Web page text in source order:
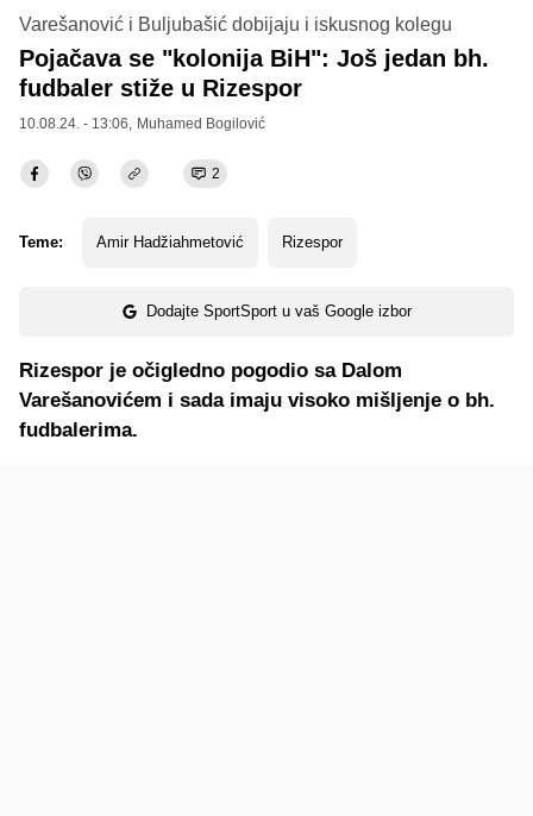
Varešanović i Buljubašić dobijaju i iskusnog kolegu
Pojačava se "kolonija BiH": Još jedan bh.
fudbaler stiže u Rizespor
10.08.24. - 13:06, Muhamed Bogilović
2
Teme: Amir Hadžiahmetović Rizespor
Dodajte SportSport u vaš Google izbor
Rizespor je očigledno pogodio sa Dalom
Varešanovićem i sada imaju visoko mišljenje o bh.
fudbalerima.